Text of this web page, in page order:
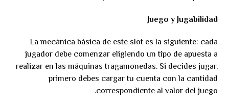
Juego y Jugabilidad
La mecánica básica de este slot es la siguiente: cada
jugador debe comenzar eligiendo un tipo de apuesta a
realizar en las máquinas tragamonedas. Si decides jugar,
primero debes cargar tu cuenta con la cantidad
correspondiente al valor del juego.